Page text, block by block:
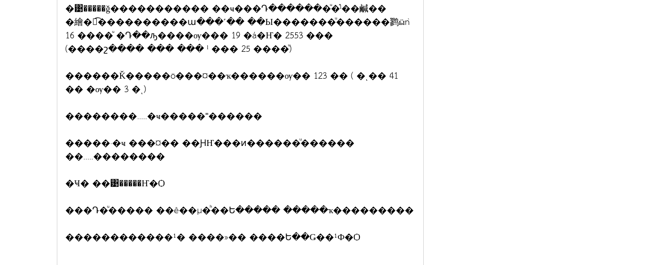
�͹�����ǧ����������� ��ҹ���Դ�������ͧ�֡ˡ��鹹��
�繪�鹿͡����������ա���˹�� ��Ы�������ͧ������鹨ӹǹ
16 ����ͧ �Դ��ԡ����ѹ��� 19 �á�Ҥ� 2553 ���
(����շ���� ��� ��� ˡ ��� 25 ����ͧ)
������Ǩ�����ö���¤��ҡ������ѹ�� 123 �� ( �ͺ�� 41
�� �ѹ�� 3 �ͺ)
��������.....�ҹ�����˭������
�����·�ҹ ���¤�� ��ԨҤ���ͷ������ͧ������
��.....��������
�Ҹ� ��͹�����Ҥ�Ѻ
���Դ�ͧ����� ��ê��µ�ͪ��Ե����� �����ҡ���������
������������¹� ����»�� ����Ե��Ǥ��¹Ф�Ѻ